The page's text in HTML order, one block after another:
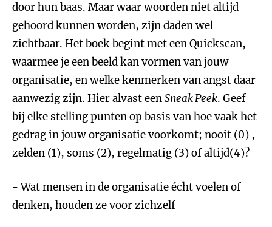
door hun baas. Maar waar woorden niet altijd
gehoord kunnen worden, zijn daden wel
zichtbaar. Het boek begint met een Quickscan,
waarmee je een beeld kan vormen van jouw
organisatie, en welke kenmerken van angst daar
aanwezig zijn. Hier alvast eenSneak Peek. Geef
bij elke stelling punten op basis van hoe vaak het
gedrag in jouw organisatie voorkomt; nooit (0) ,
zelden (1), soms (2), regelmatig (3) of altijd(4)?
- Wat mensen in de organisatie écht voelen of
denken, houden ze voor zichzelf